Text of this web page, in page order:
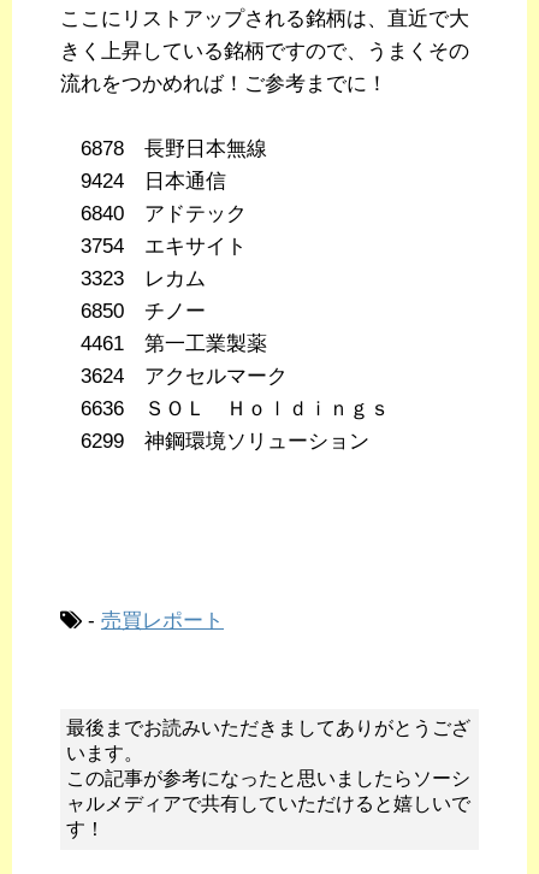
ここにリストアップされる銘柄は、直近で大
きく上昇している銘柄ですので、うまくその
流れをつかめれば！ご参考までに！
6878 長野日本無線
9424 日本通信
6840 アドテック
3754 エキサイト
3323 レカム
6850 チノー
4461 第一工業製薬
3624 アクセルマーク
6636 ＳＯＬ Ｈｏｌｄｉｎｇｓ
6299 神鋼環境ソリューション
- 売買レポート
最後までお読みいただきましてありがとうござ
います。
この記事が参考になったと思いましたらソーシ
ャルメディアで共有していただけると嬉しいで
す！